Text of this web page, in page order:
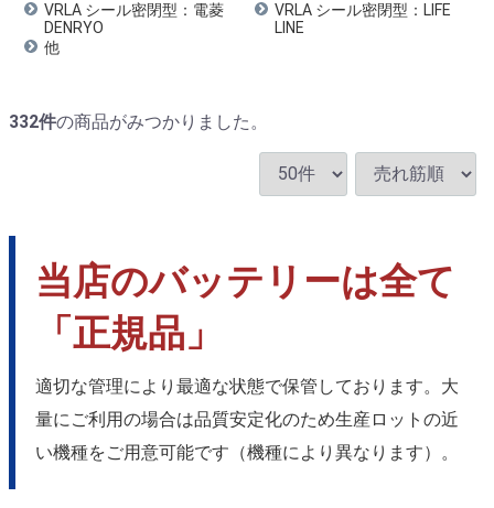
VRLA シール密閉型：電菱
DENRYO
VRLA シール密閉型：LIFE
LINE
他
332件の商品がみつかりました。
当店のバッテリーは全て
「正規品」
適切な管理により最適な状態で保管しております。大
量にご利用の場合は品質安定化のため生産ロットの近
い機種をご用意可能です（機種により異なります）。